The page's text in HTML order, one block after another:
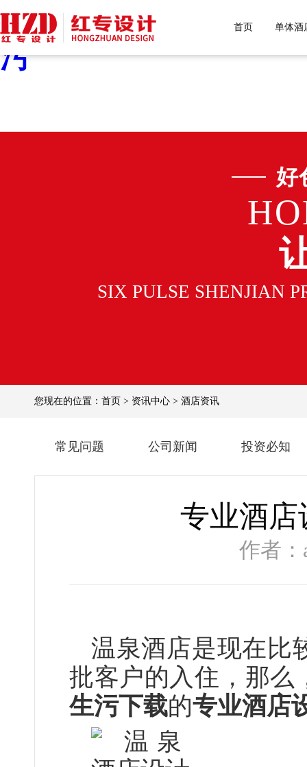
好色先生污下载,好色
污
首页 单体酒
好
SIX PULSE SHENJIAN
您现在的位置： 首页 > 资讯中心 > 酒店资讯
常见问题 公司新闻 投资必知
专业酒店
作者
温泉酒店是现在比较
批客户的入住，那么
生污下载的专业酒店